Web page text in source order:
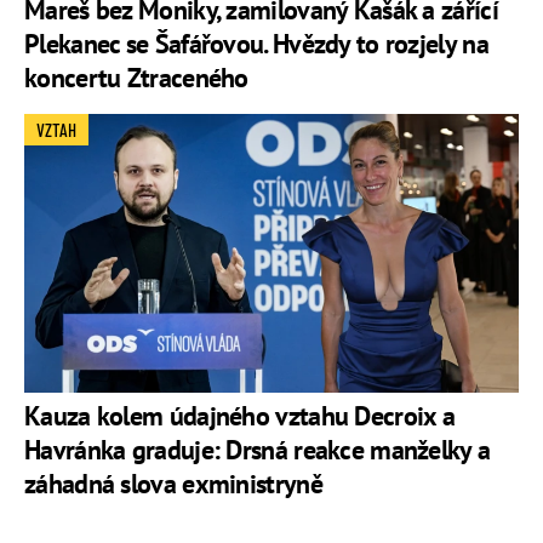
Mareš bez Moniky, zamilovaný Kašák a zářící
Plekanec se Šafářovou. Hvězdy to rozjely na
koncertu Ztraceného
Kauza kolem údajného vztahu Decroix a
Havránka graduje: Drsná reakce manželky a
záhadná slova exministryně
VZTAH